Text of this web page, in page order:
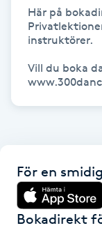
Herrklippning
HIFU
Hollywood Peel
Hot yoga
Hudföryngring
Här på
instruktörer.
Vill du boka
För en
Bokadirekt